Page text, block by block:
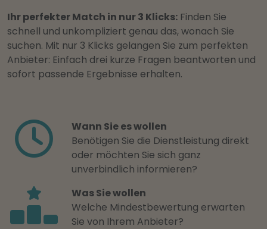
Ihr perfekter Match in nur 3 Klicks: Finden Sie
schnell und unkompliziert genau das, wonach Sie
suchen. Mit nur 3 Klicks gelangen Sie zum perfekten
Anbieter: Einfach drei kurze Fragen beantworten und
sofort passende Ergebnisse erhalten.
Wann Sie es wollen
Benötigen Sie die Dienstleistung direkt
oder möchten Sie sich ganz
unverbindlich informieren?
Was Sie wollen
Welche Mindestbewertung erwarten
Sie von Ihrem Anbieter?